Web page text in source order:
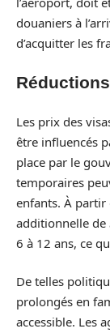
douaniers à
d’acquitter les
Les prix des
être influencés
place par le
temporaires
enfants. À
additionnelle de
6 à 12 ans, ce
De telles
prolongés en
accessible. Les